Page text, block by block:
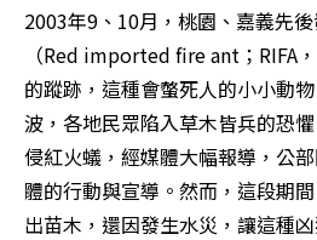
2003年9、10月，桃園、嘉義先
（Red imported fire ant；RIFA
的蹤跡，這種會螫死人的小小動
波，各地民眾陷入草木皆兵的恐
侵紅火蟻，經媒體大幅報導，公
體的行動與宣導。然而，這段期
出苗木，還因發生水災，讓這種